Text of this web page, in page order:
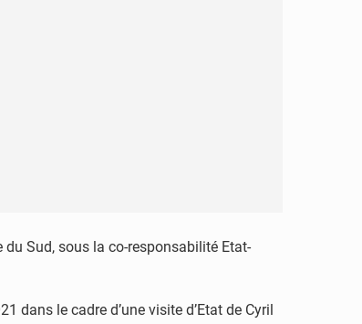
Sud, sous la co-responsabilité Etat-
dans le cadre d’une visite d’Etat de Cyril